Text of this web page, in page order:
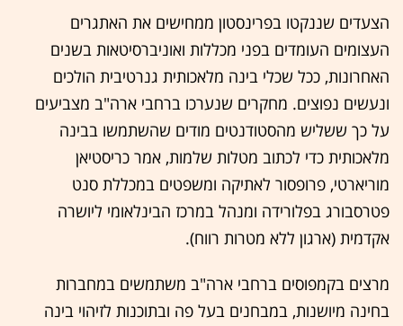
הצעדים שננקטו בפרינסטון ממחישים את האתגרים
העצומים העומדים בפני מכללות ואוניברסיטאות בשנים
האחרונות, ככל שכלי בינה מלאכותית גנרטיבית הולכים
ונעשים נפוצים. מחקרים שנערכו ברחבי ארה"ב מצביעים
על כך ששליש מהסטודנטים מודים שהשתמשו בבינה
מלאכותית כדי לכתוב מטלות שלמות, אמר כריסטיאן
מוריארטי, פרופסור לאתיקה ומשפטים במכללת סנט
פטרסבורג בפלורידה ומנהל במרכז הבינלאומי ליושרה
אקדמית (ארגון ללא מטרות רווח).
מרצים בקמפוסים ברחבי ארה"ב משתמשים במחברות
בחינה מיושנות, במבחנים בעל פה ובתוכנות לזיהוי בינה